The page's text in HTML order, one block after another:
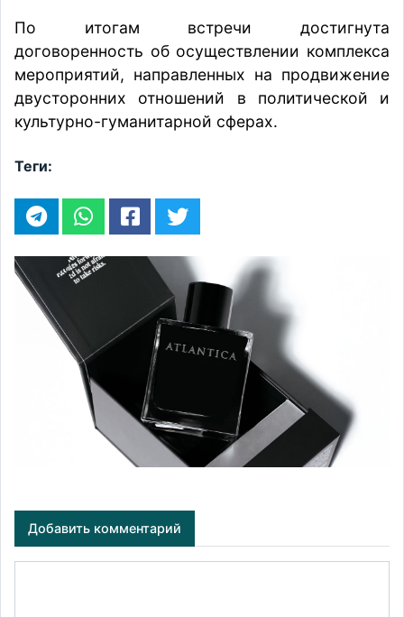
По итогам встречи достигнута
договоренность об осуществлении комплекса
мероприятий, направленных на продвижение
двусторонних отношений в политической и
культурно-гуманитарной сферах.
Теги:
Добавить комментарий